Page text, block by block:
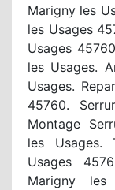
Marigny les
les Usages
Usages
les Usages.
Usages.
45760.
Montage
les Usages.
Usages
Marigny